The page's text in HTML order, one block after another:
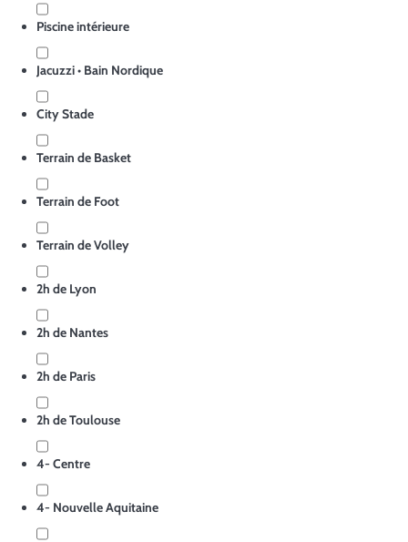
Piscine intérieure
Jacuzzi • Bain Nordique
City Stade
Terrain de Basket
Terrain de Foot
Terrain de Volley
2h de Lyon
2h de Nantes
2h de Paris
2h de Toulouse
4- Centre
4- Nouvelle Aquitaine